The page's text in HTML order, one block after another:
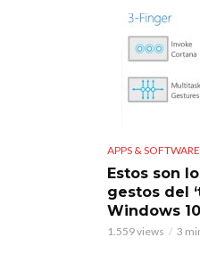
APPS & SOFTWARE
Estos son
gestos del
Windows 10
1.559 views 3